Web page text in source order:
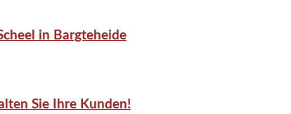
in Bargteheide
Sie Ihre Kunden!